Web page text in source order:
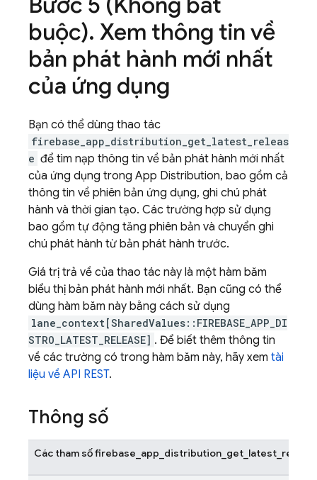
buộc). Xem thông tin về
bản phát hành mới nhất
của ứng dụng
Bạn có thể dùng thao tác
firebase_app_distribution_get_latest_releas
e để tìm nạp thông tin về bản phát hành mới nhất
của ứng dụng trong App Distribution, bao gồm cả
thông tin về phiên bản ứng dụng, ghi chú phát
hành và thời gian tạo. Các trường hợp sử dụng
bao gồm tự động tăng phiên bản và chuyển ghi
chú phát hành từ bản phát hành trước.
Giá trị trả về của thao tác này là một hàm băm
biểu thị bản phát hành mới nhất. Bạn cũng có thể
dùng hàm băm này bằng cách sử dụng
lane_context[SharedValues::FIREBASE_APP_DI
STRO_LATEST_RELEASE] . Để biết thêm thông tin
về các trường có trong hàm băm này, hãy xem tài
liệu về API REST.
Thông số
Các tham số